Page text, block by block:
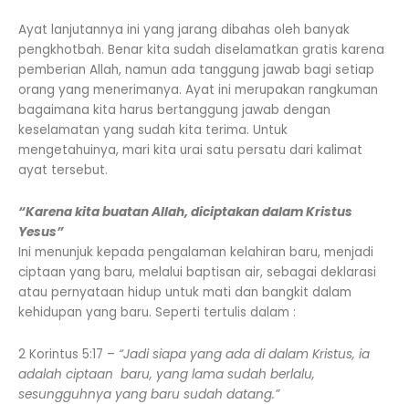
Ayat lanjutannya ini yang jarang dibahas oleh banyak
pengkhotbah. Benar kita sudah diselamatkan gratis karena
pemberian Allah, namun ada tanggung jawab bagi setiap
orang yang menerimanya. Ayat ini merupakan rangkuman
bagaimana kita harus bertanggung jawab dengan
keselamatan yang sudah kita terima. Untuk
mengetahuinya, mari kita urai satu persatu dari kalimat
ayat tersebut.
“Karena kita buatan Allah, diciptakan dalam Kristus
Yesus”
Ini menunjuk kepada pengalaman kelahiran baru, menjadi
ciptaan yang baru, melalui baptisan air, sebagai deklarasi
atau pernyataan hidup untuk mati dan bangkit dalam
kehidupan yang baru. Seperti tertulis dalam :
2 Korintus 5:17 – “Jadi siapa yang ada di dalam Kristus, ia
adalah ciptaan baru, yang lama sudah berlalu,
sesungguhnya yang baru sudah datang.”